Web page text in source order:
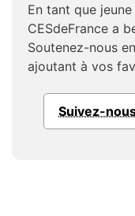
En tant que
CESdeFrance a
Soutenez-nous
ajoutant à vos
Suivez-